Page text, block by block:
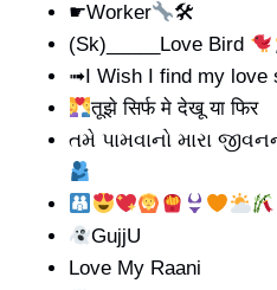
☛Worker
🛠
(Sk)_____Love Bird
➟I Wish I find my love
तूझे सिर्फ मे देखू या फिर
તમે પામવાનો મારા
GujjU
Love My Raani